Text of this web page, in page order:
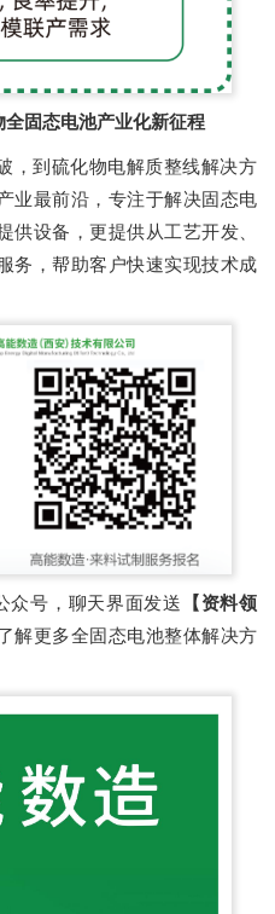
固态电池产业化新征程
，到硫化物电解质整线解决方
业最前沿，专注于解决固态电
设备，更提供从工艺开发、
务，帮助客户快速实现技术成
众号，聊天界面发送 【资料领
解更多全固态电池整体解决方